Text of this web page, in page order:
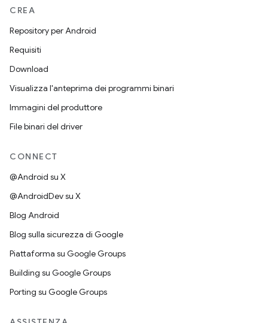
CREA
Repository per Android
Requisiti
Download
Visualizza l'anteprima dei programmi binari
Immagini del produttore
File binari del driver
CONNECT
@Android su X
@AndroidDev su X
Blog Android
Blog sulla sicurezza di Google
Piattaforma su Google Groups
Building su Google Groups
Porting su Google Groups